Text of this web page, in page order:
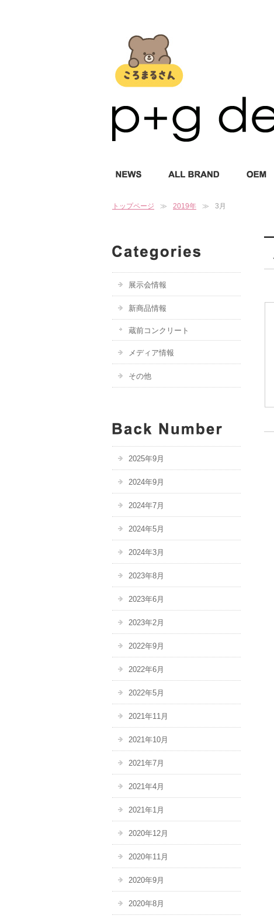
トップページ 2019年 3月
展示会情報
新商品情報
蔵前コンクリート
メディア情報
その他
2025年9月
2024年9月
2024年7月
2024年5月
2024年3月
2023年8月
2023年6月
2023年2月
2022年9月
2022年6月
2022年5月
2021年11月
2021年10月
2021年7月
2021年4月
2021年1月
2020年12月
2020年11月
2020年9月
2020年8月